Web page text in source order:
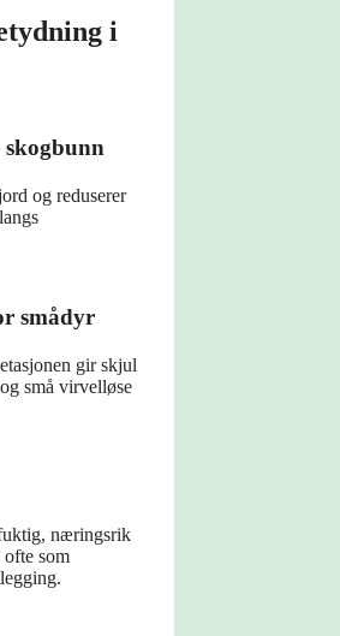
i
skogbunn
og reduserer
smådyr
gir skjul
små virvelløse
næringsrik
som